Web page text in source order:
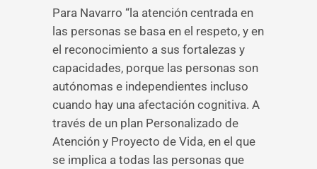
Para Navarro “la atención centrada en
las personas se basa en el respeto, y en
el reconocimiento a sus fortalezas y
capacidades, porque las personas son
autónomas e independientes incluso
cuando hay una afectación cognitiva. A
través de un plan Personalizado de
Atención y Proyecto de Vida, en el que
se implica a todas las personas que